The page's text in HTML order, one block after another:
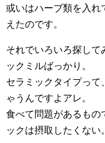
或いはハーブ類を入れ
えたのです。
それでいろいろ探して
ックミルばっかり。
セラミックタイプって
ゃうんですよアレ。
食べて問題があるもの
ックは摂取したくない。